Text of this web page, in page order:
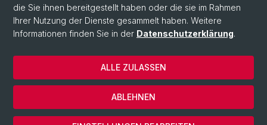
© Universität Basel
Datenschutzerklärung
Philosophisch-Historische Fakultät
die Sie ihnen bereitgestellt haben oder die sie im Rahmen
Ihrer Nutzung der Dienste gesammelt haben. Weitere
Informationen finden Sie in der Datenschutzerklärung.
ABLEHNEN
ALLE ZULASSEN